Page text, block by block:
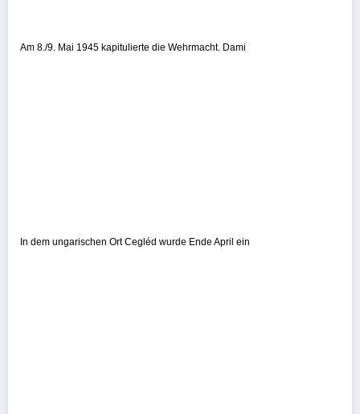
Am 8./9. Mai 1945 kapitulierte die Wehrmacht. Dami
In dem ungarischen Ort Cegléd wurde Ende April ein